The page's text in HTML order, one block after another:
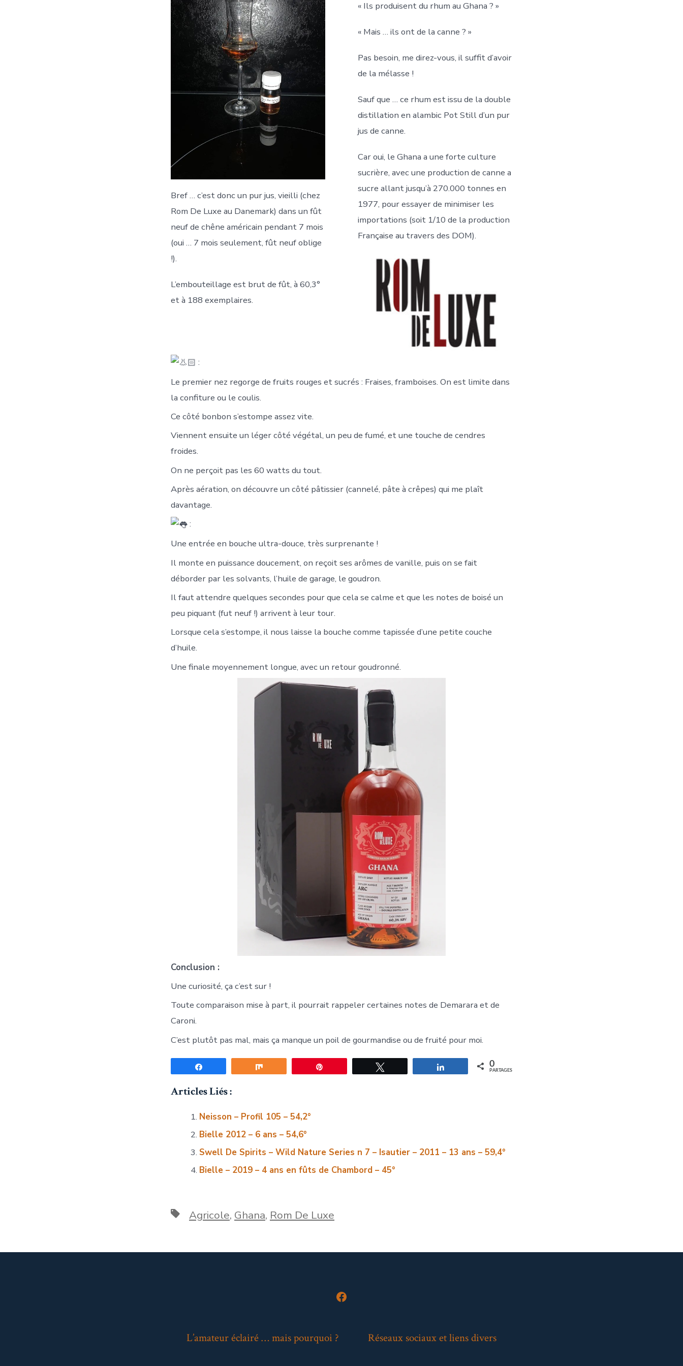
Bref … c’est donc un pur jus, vieilli (chez
Rom De Luxe au Danemark) dans un fût
neuf de chêne américain pendant 7 mois
(oui … 7 mois seulement, fût neuf oblige
!).
L’embouteillage est brut de fût, à 60,3°
et à 188 exemplaires.
« Ils produisent du rhum au Ghana ? »
« Mais … ils ont de la canne ? »
Pas besoin, me direz-vous, il suffit d’avoir
de la mélasse !
Sauf que … ce rhum est issu de la double
distillation en alambic Pot Still d’un pur
jus de canne.
Car oui, le Ghana a une forte culture
sucrière, avec une production de canne a
sucre allant jusqu’à 270.000 tonnes en
1977, pour essayer de minimiser les
importations (soit 1/10 de la production
Française au travers des DOM).
:
Le premier nez regorge de fruits rouges et sucrés : Fraises, framboises. On est limite dans
la confiture ou le coulis.
Ce côté bonbon s’estompe assez vite.
Viennent ensuite un léger côté végétal, un peu de fumé, et une touche de cendres
froides.
On ne perçoit pas les 60 watts du tout.
Après aération, on découvre un côté pâtissier (cannelé, pâte à crêpes) qui me plaît
davantage.
:
Une entrée en bouche ultra-douce, très surprenante !
Il monte en puissance doucement, on reçoit ses arômes de vanille, puis on se fait
déborder par les solvants, l’huile de garage, le goudron.
Il faut attendre quelques secondes pour que cela se calme et que les notes de boisé un
peu piquant (fut neuf !) arrivent à leur tour.
Lorsque cela s’estompe, il nous laisse la bouche comme tapissée d’une petite couche
d’huile.
Une finale moyennement longue, avec un retour goudronné.
Conclusion :
Une curiosité, ça c’est sur !
Toute comparaison mise à part, il pourrait rappeler certaines notes de Demarara et de
Caroni.
C’est plutôt pas mal, mais ça manque un poil de gourmandise ou de fruité pour moi.
Partagez 0
PARTAGES
Articles Liés :
Neisson – Profil 105 – 54,2°
Bielle 2012 – 6 ans – 54,6°
Swell De Spirits – Wild Nature Series n 7 – Isautier – 2011 – 13 ans – 59,4°
Bielle – 2019 – 4 ans en fûts de Chambord – 45°
Étiquettes
Agricole, Ghana, Rom De Luxe
Open
L’amateur éclairé … mais pourquoi ? Réseaux sociaux et liens divers